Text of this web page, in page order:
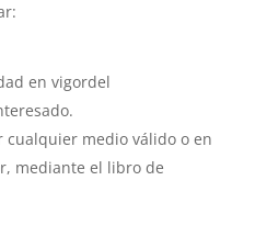
en vigordel
cualquier medio válido o en
mediante el libro de